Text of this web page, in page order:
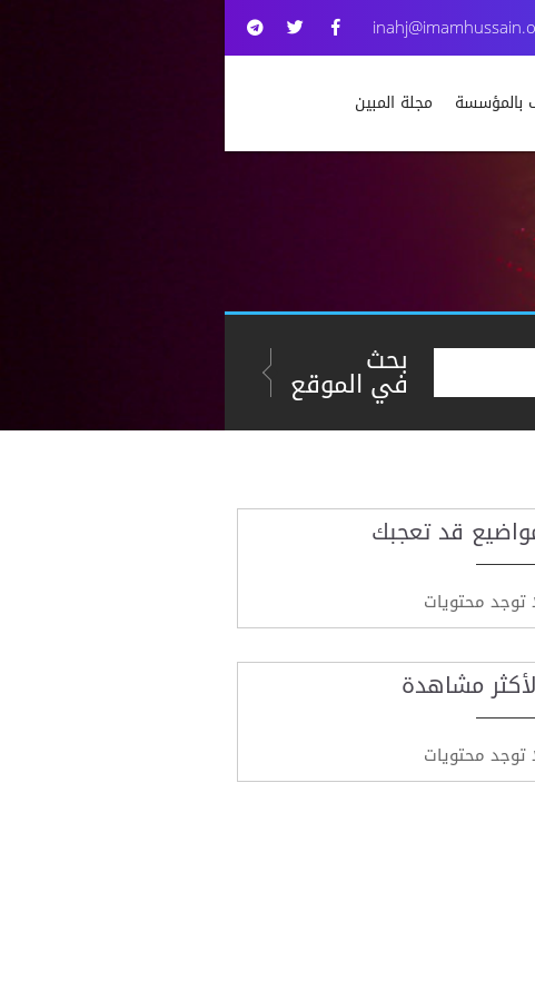
بالمؤسسة مجلة المبين
بحث
في الموقع
قد تعجبك
توجد محتويات
مشاهدة
توجد محتويات